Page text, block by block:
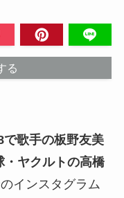
る
歌手の板野友美
・ヤクルトの高橋
インスタグラム